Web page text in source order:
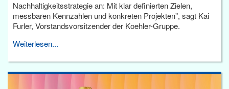
Nachhaltigkeitsstrategie an: Mit klar definierten Zielen,
messbaren Kennzahlen und konkreten Projekten", sagt Kai
Furler, Vorstandsvorsitzender der Koehler-Gruppe.
Weiterlesen...